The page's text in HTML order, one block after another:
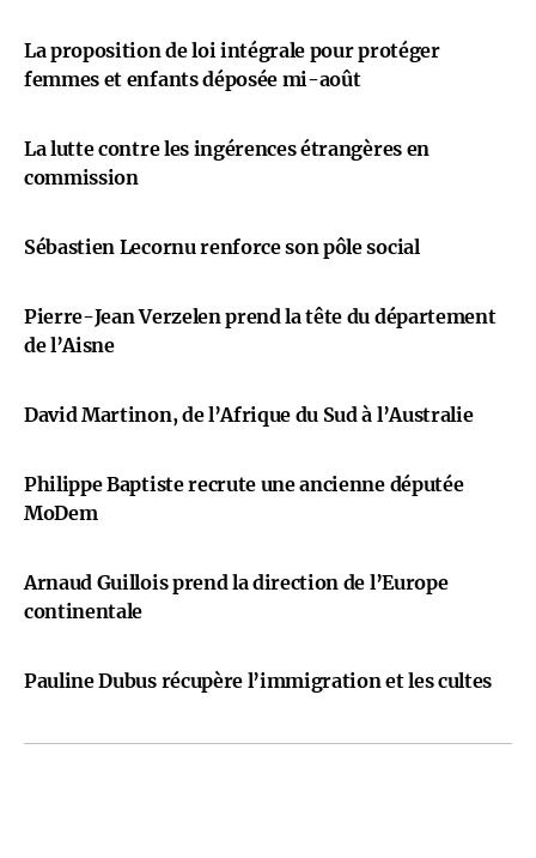
La proposition de loi intégrale pour protéger
femmes et enfants déposée mi-août
La lutte contre les ingérences étrangères en
commission
Sébastien Lecornu renforce son pôle social
Pierre-Jean Verzelen prend la tête du département
de l’Aisne
David Martinon, de l’Afrique du Sud à l’Australie
Philippe Baptiste recrute une ancienne députée
MoDem
Arnaud Guillois prend la direction de l’Europe
continentale
Pauline Dubus récupère l’immigration et les cultes